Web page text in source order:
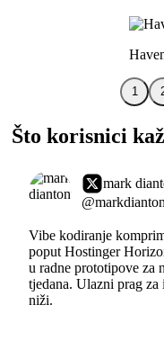
1
Što korisnici
mark
Vibe kodiranje
poput Hostinger
u radne prototipove za
tjedana. Ulazni prag za
niži.